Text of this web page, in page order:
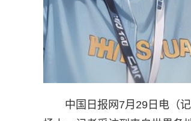
中国日报网7月29日电（